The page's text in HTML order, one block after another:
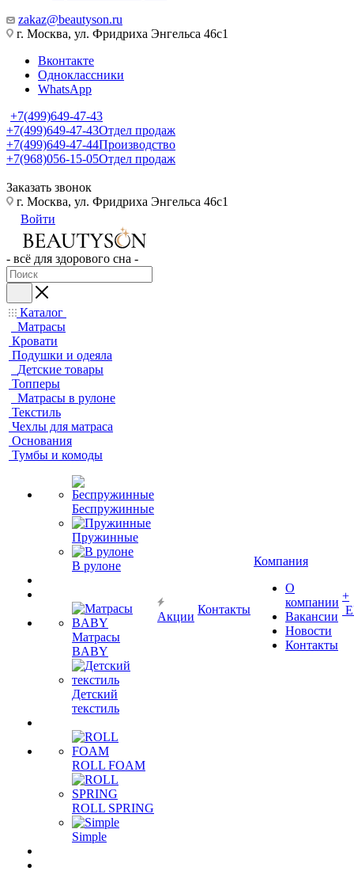
zakaz@beautyson.ru
г. Москва, ул. Фридриха Энгельса 46с1
Вконтакте
Одноклассники
WhatsApp
+7(499)649-47-43
+7(499)649-47-43Отдел продаж
+7(499)649-47-44Производство
+7(968)056-15-05Отдел продаж
Заказать звонок
г. Москва, ул. Фридриха Энгельса 46с1
Войти
- всё для здорового сна -
Каталог
Матрасы
Кровати
Подушки и одеяла
Детские товары
Топперы
Матрасы в рулоне
Текстиль
Чехлы для матраса
Основания
Тумбы и комоды
Беспружинные
Пружинные
В рулоне
Матрасы
BABY
Детский
текстиль
ROLL FOAM
ROLL SPRING
Simple
Акции
Контакты
Компания
О
компании
Вакансии
Новости
Контакты
+